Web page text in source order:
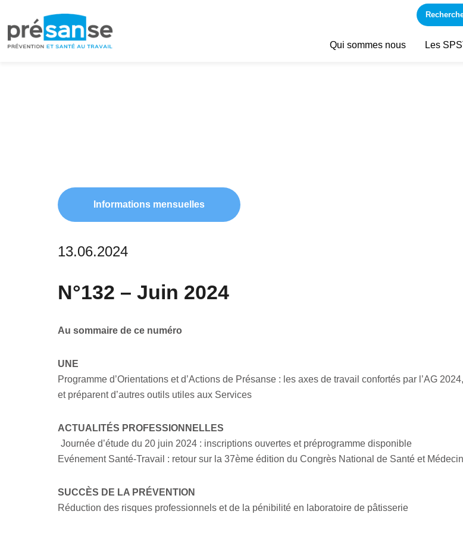
la
au
contenu
Qui sommes nous Les
Informations mensuelles
13.06.2024
N°132 – Juin 2024
Au sommaire de ce numéro
UNE
Programme d’Orientations et d’Actions de Présanse : les axes de travail confortés par l’AG
et préparent d’autres outils utiles aux Services
ACTUALITÉS PROFESSIONNELLES
Journée d’étude du 20 juin 2024 : inscriptions ouvertes et préprogramme disponible
Evénement Santé-Travail : retour sur la 37ème édition du Congrès National de Santé et
SUCCÈS DE LA PRÉVENTION
Réduction des risques professionnels et de la pénibilité en laboratoire de pâtisserie